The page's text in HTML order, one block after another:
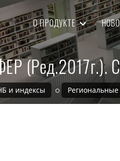
О ПРОДУКТЕ
(Ред.2017г.).
и индексы Региональные